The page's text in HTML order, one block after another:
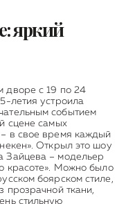
яркий
дворе с 19 по 24
летия устроила
событием
сцене самых
в свое время каждый
Открыл это шоу
Зайцева – модельер
красоте». Можно было
боярском стиле,
прозрачной ткани,
стильную